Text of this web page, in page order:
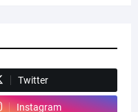
Twitter
Instagram